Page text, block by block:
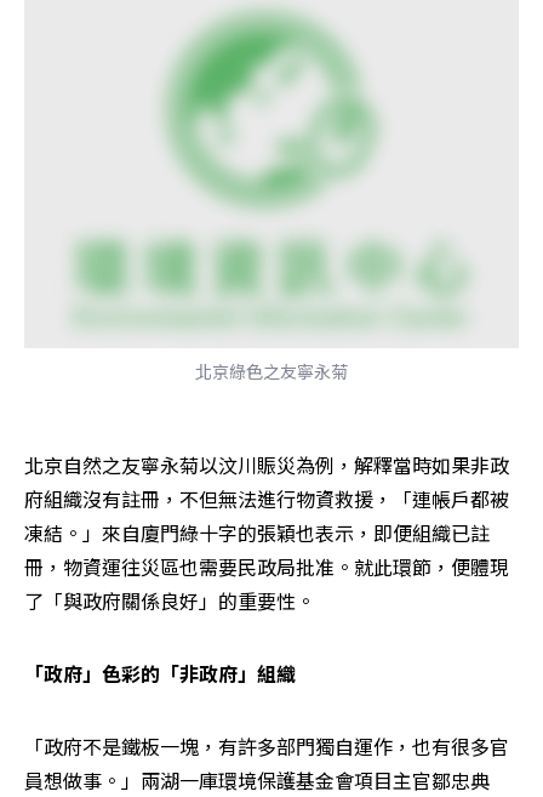
北京綠色之友寧永菊
北京自然之友寧永菊以汶川賑災為例，解釋當時如果非政
府組織沒有註冊，不但無法進行物資救援，「連帳戶都被
凍結。」來自廈門綠十字的張穎也表示，即便組織已註
冊，物資運往災區也需要民政局批准。就此環節，便體現
了「與政府關係良好」的重要性。
「政府」色彩的「非政府」組織
「政府不是鐵板一塊，有許多部門獨自運作，也有很多官
員想做事。」兩湖一庫環境保護基金會項目主官鄒忠典